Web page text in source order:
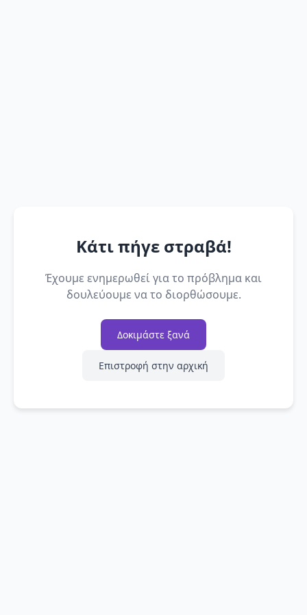
Κάτι πήγε στραβά!
Έχουμε ενημερωθεί για το πρόβλημα και
δουλεύουμε να το διορθώσουμε.
Δοκιμάστε ξανά
Επιστροφή στην αρχική